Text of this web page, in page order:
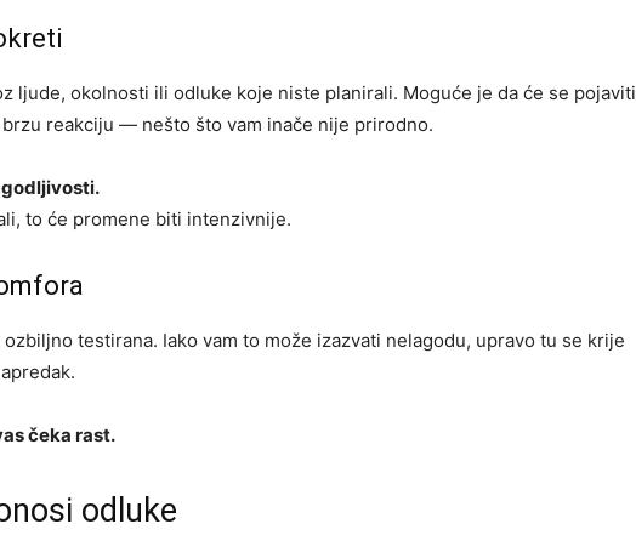
ljude, okolnosti ili odluke koje niste planirali. Moguće je da će se pojaviti
reakciju — nešto što vam inače nije prirodno.
to će promene biti intenzivnije.
testirana. Iako vam to može izazvati nelagodu, upravo tu se krije
čeka rast.
odluke